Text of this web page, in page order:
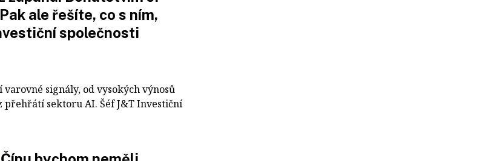
ale řešíte, co s ním,
společnosti
signály, od vysokých výnosů
přehřátí sektoru AI. Šéf J&T Investiční